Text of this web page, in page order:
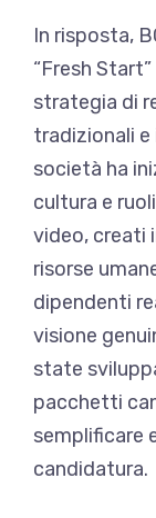
In risposta,
“Fresh
strategia di
tradizionali e
società ha
cultura e
video, creati
risorse
dipendenti
visione
state
pacchetti
semplificare
candidatura.